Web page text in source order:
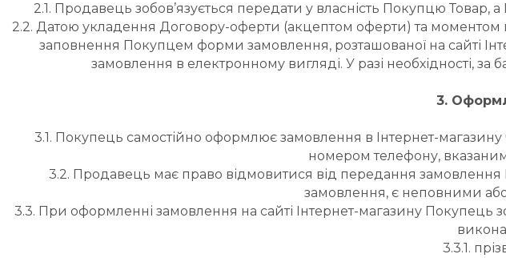
2.1. Продавець зобов’язується передати у власність Покупцю
2.2. Датою укладення Договору-оферти (акцептом оферти) та
заповнення Покупцем форми замовлення, розташованої на сайті
замовлення в електронному вигляді. У разі необхідності,
3.
3.1. Покупець самостійно оформлює замовлення в Інтернет-
номером телефону, вказаним
3.2. Продавець має право відмовитися від передання
замовлення, є неповними або
3.3. При оформленні замовлення на сайті Інтернет-магазину Покупець
3.3.1.